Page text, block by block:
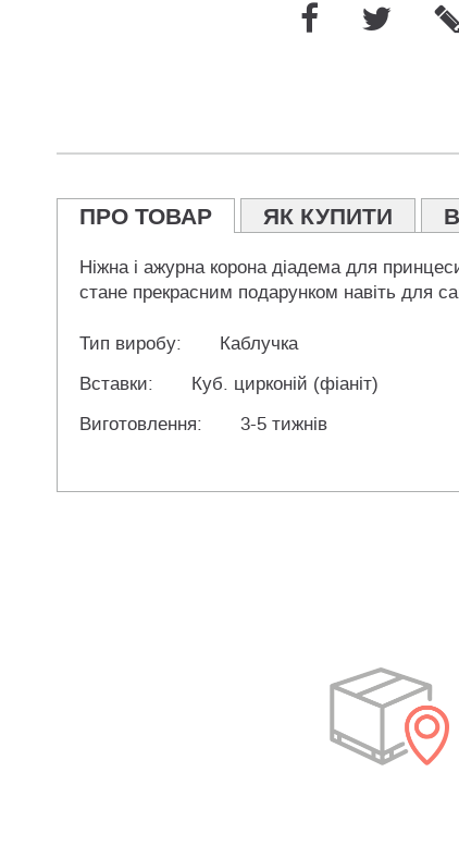
ПРО ТОВАР ЯК КУПИТИ
Ніжна і ажурна корона діадема для
стане прекрасним подарунком навіть для
Тип виробу: Каблучка
Вставки:
Куб. цирконій (фіаніт)
Виготовлення:
3-5 тижнів